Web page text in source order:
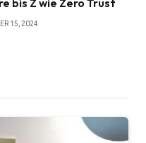
bis Z wie Zero Trust
15, 2024